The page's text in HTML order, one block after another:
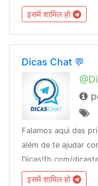
cartões, créditos de
इसमें शामिल हो
Dicas Chat 💬
Falamos aqui das
além de te ajudar
Dicas!fb.com/
do grupo: https://
इसमें शामिल हो